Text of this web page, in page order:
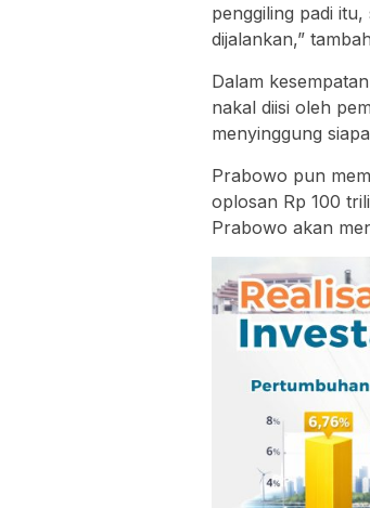
penggiling padi
dijalankan,”
Dalam
nakal diisi oleh
menyinggung
Prabowo pun
oplosan Rp 100
Prabowo akan